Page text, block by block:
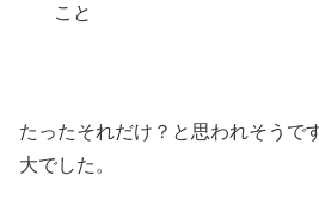
こと
たったそれだけ？と思われそうで
大でした。